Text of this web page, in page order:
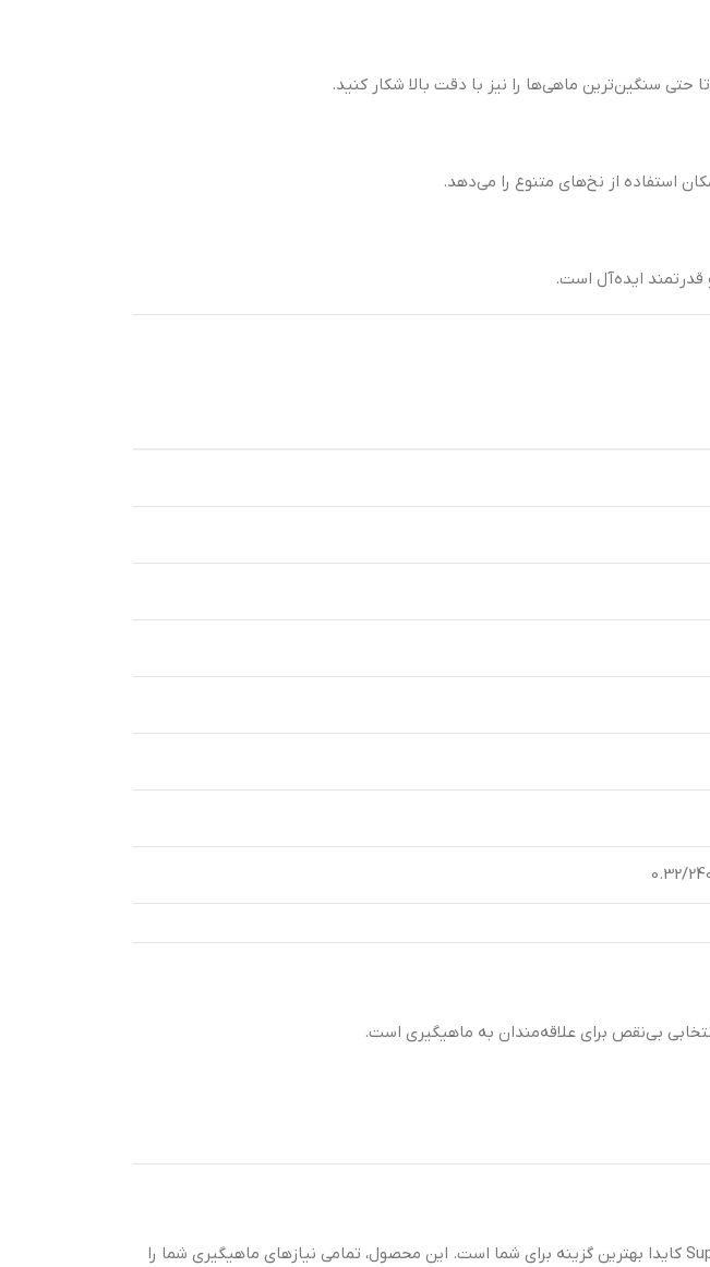
سنگین‌ترین ماهی‌ها را نیز با دقت بالا شکار کنید.
اگر به دنبال چرخ ماهیگیری با دوام بالا، عملکرد روان و طراحی مدرن هستید، چرخ ماهیگیری Supreme S-Series 8000 کایدا بهترین گزینه برای شما است. این محصول، تمامی نیازهای ماهیگیری شما را